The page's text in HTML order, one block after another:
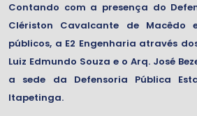
Contando com a presença do
Clériston Cavalcante de Macêdo
públicos, a E2 Engenharia através
Luiz Edmundo Souza e o Arq. José
a sede da Defensoria Pública
Itapetinga.